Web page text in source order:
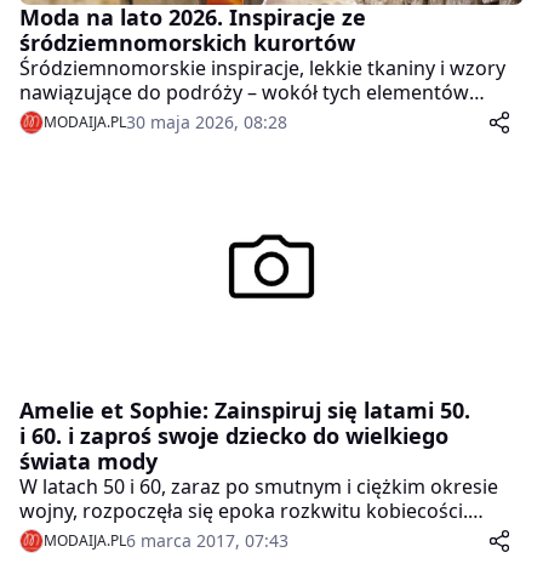
Moda na lato 2026. Inspiracje ze
śródziemnomorskich kurortów
Śródziemnomorskie inspiracje, lekkie tkaniny i wzory
nawiązujące do podróży – wokół tych elementów
Primark zbudował swoją najnowszą kolekcję na sezon
letni.
MODAIJA.PL30 maja 2026, 08:28
Amelie et Sophie: Zainspiruj się latami 50.
i 60. i zaproś swoje dziecko do wielkiego
świata mody
W latach 50 i 60, zaraz po smutnym i ciężkim okresie
wojny, rozpoczęła się epoka rozkwitu kobiecości.
Kobiety porzuciły męskie koszule, wiatrówki oraz
oficerki, by rozpocząć nową epokę finezji, elegancji i
MODAIJA.PL6 marca 2017, 07:43